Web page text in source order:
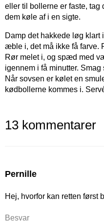
eller til bollerne er faste, tag
dem køle af i en sigte.
Damp det hakkede løg klart
æble i, det må ikke få farve.
Rør melet i, og spæd med
igennem i få minutter.
Når sovsen er kølet en
kødbollerne kommes i.
13 kommentarer
Pernille
Hej, hvorfor kan retten først
Besvar